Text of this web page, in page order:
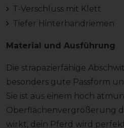
T-Verschluss mit Klett
Tiefer Hinterhandriemen
Material und Ausführung
Die strapazierfähige
besonders gute Passform
Sie ist aus einem hoch
Oberflächenvergrößerung
wirkt, dein Pferd wird